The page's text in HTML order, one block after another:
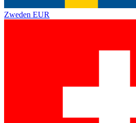
Zweden EUR